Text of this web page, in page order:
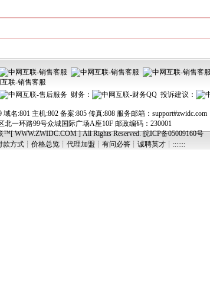
财务：
投诉建议：
名:801 主机:802 备案:805 传真:808 服务邮箱：support#zwidc.com
北一环路99号众城国际广场A座10F 邮政编码：230001
™[ WWW.ZWIDC.COM ] All Rights Reserved.皖ICP备05009160号
款方式 ┊ 价格总览 ┊ 代理加盟 ┊ 有问必答 ┊ 诚聘英才┊:::::::